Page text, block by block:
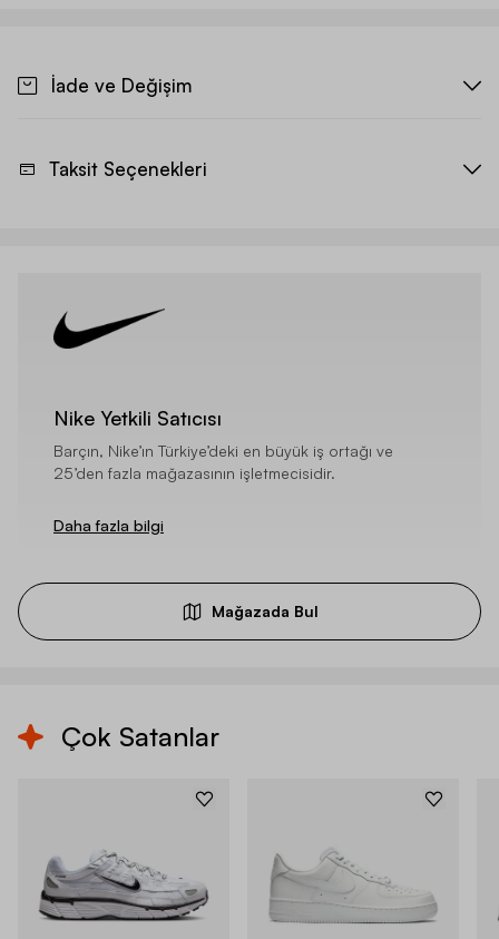
İade ve Değişim
Taksit Seçenekleri
Nike Yetkili Satıcısı
Barçın, Nike’ın Türkiye’deki en büyük iş ortağı ve
25’den fazla mağazasının işletmecisidir.
Daha fazla bilgi
Mağazada Bul
Çok Satanlar